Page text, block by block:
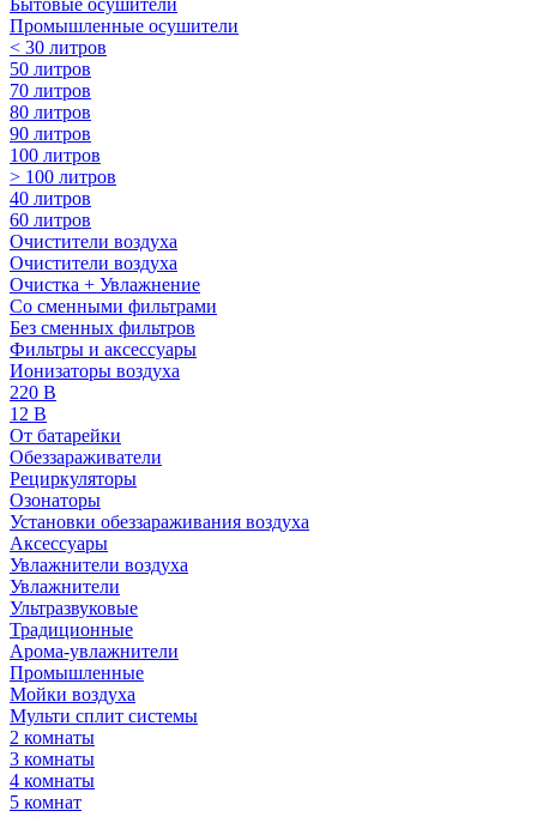
Бытовые осушители
Промышленные осушители
< 30 литров
50 литров
70 литров
80 литров
90 литров
100 литров
> 100 литров
40 литров
60 литров
Очистители воздуха
Очистители воздуха
Очистка + Увлажнение
Cо сменными фильтрами
Без сменных фильтров
Фильтры и аксессуары
Ионизаторы воздуха
220 В
12 В
От батарейки
Обеззараживатели
Рециркуляторы
Озонаторы
Установки обеззараживания воздуха
Аксессуары
Увлажнители воздуха
Увлажнители
Ультразвуковые
Традиционные
Арома-увлажнители
Промышленные
Мойки воздуха
Мульти сплит системы
2 комнаты
3 комнаты
4 комнаты
5 комнат